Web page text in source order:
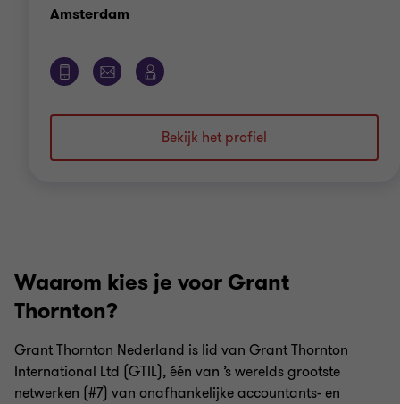
Amsterdam
Bekijk het profiel
Waarom kies je voor Grant
Thornton?
Grant Thornton Nederland is lid van Grant Thornton
International Ltd (GTIL), één van ’s werelds grootste
netwerken (#7) van onafhankelijke accountants- en